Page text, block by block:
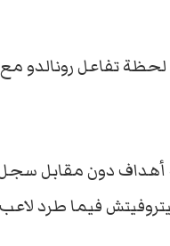
لحظة تفاعل رونالدو مع
أهداف دون مقابل
فيما طرد